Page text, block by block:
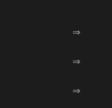
⇒
⇒
⇒